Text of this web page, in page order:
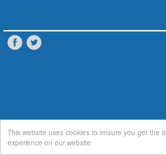
This website uses cookies to ensure you get the
experience on our website